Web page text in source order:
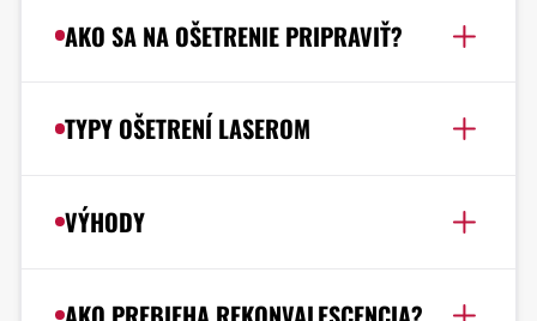
AKO SA NA OŠETRENIE PRIPRAVIŤ?
TYPY OŠETRENÍ LASEROM
VÝHODY